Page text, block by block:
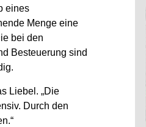
eines
Menge eine
bei den
Besteuerung sind
Liebel. „Die
Durch den